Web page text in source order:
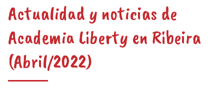
Actualidad y noticias de
Academia Liberty en Ribeira
(Abril/2022)